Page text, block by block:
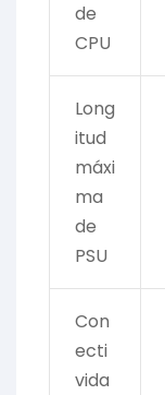
de
CPU
Long
itud
máxi
ma
de
PSU
Con
ecti
vida